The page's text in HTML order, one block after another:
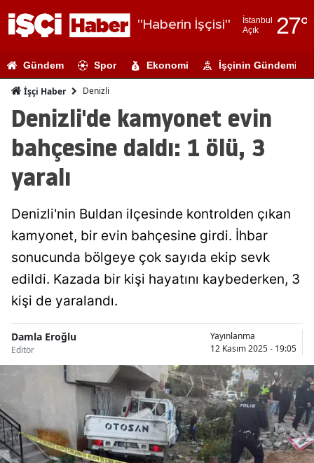
"Haberin İşçisi"
İstanbul
Açık
27°
Adıyaman
Ağrı
Amasya
Antalya
Artvin
Aydın
Bitlis
Bolu
Burdur
Gündem Spor Ekonomi İşçinin Gündemi
İşçi Haber Denizli
Denizli'de kamyonet evin
bahçesine daldı: 1 ölü, 3
yaralı
Denizli'nin Buldan ilçesinde kontrolden çıkan
kamyonet, bir evin bahçesine girdi. İhbar
sonucunda bölgeye çok sayıda ekip sevk
edildi. Kazada bir kişi hayatını kaybederken, 3
kişi de yaralandı.
Damla Eroğlu
Editör
Yayınlanma
12 Kasım 2025 - 19:05